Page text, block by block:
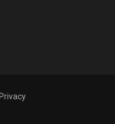
Privacy